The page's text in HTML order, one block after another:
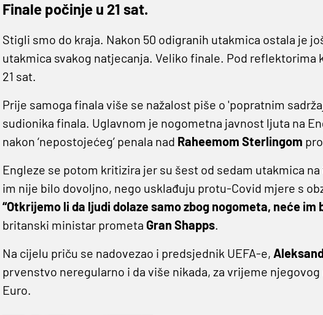
Finale počinje u 21 sat.
Stigli smo do kraja. Nakon 50 odigranih utakmica ostala je
utakmica svakog natjecanja. Veliko finale. Pod reflektorima
21 sat.
Prije samoga finala više se nažalost piše o 'popratnim
sudionika finala. Uglavnom je nogometna javnost ljuta na
nakon ‘nepostojećeg’ penala nad Raheemom Sterlingom
Engleze se potom kritizira jer su šest od sedam utakmica
im nije bilo dovoljno, nego usklađuju protu-Covid mjere s
“Otkrijemo li da ljudi dolaze samo zbog nogometa, neće im
britanski ministar prometa Gran Shapps.
Na cijelu priču se nadovezao i predsjednik UEFA-e,
prvenstvo neregularno i da više nikada, za vrijeme njegovog
Euro.